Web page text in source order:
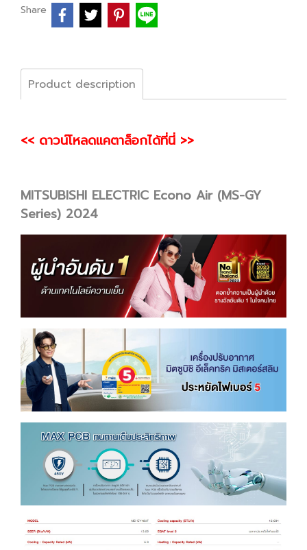
Share
Product description
<< ดาวน์โหลดแคตาล็อกได้ที่นี่ >>
MITSUBISHI ELECTRIC Econo Air (MS-GY
Series) 2024